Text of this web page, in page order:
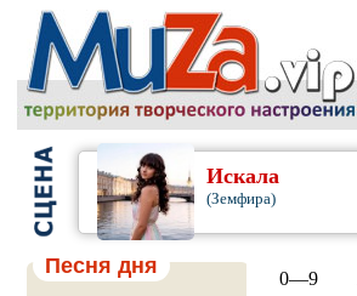
Искала
(Земфира)
Песня дня
0—9